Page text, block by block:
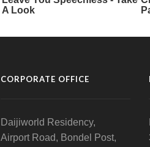
CORPORATE OFFICE
Daijiworld Residency,
Airport Road, Bondel Post,